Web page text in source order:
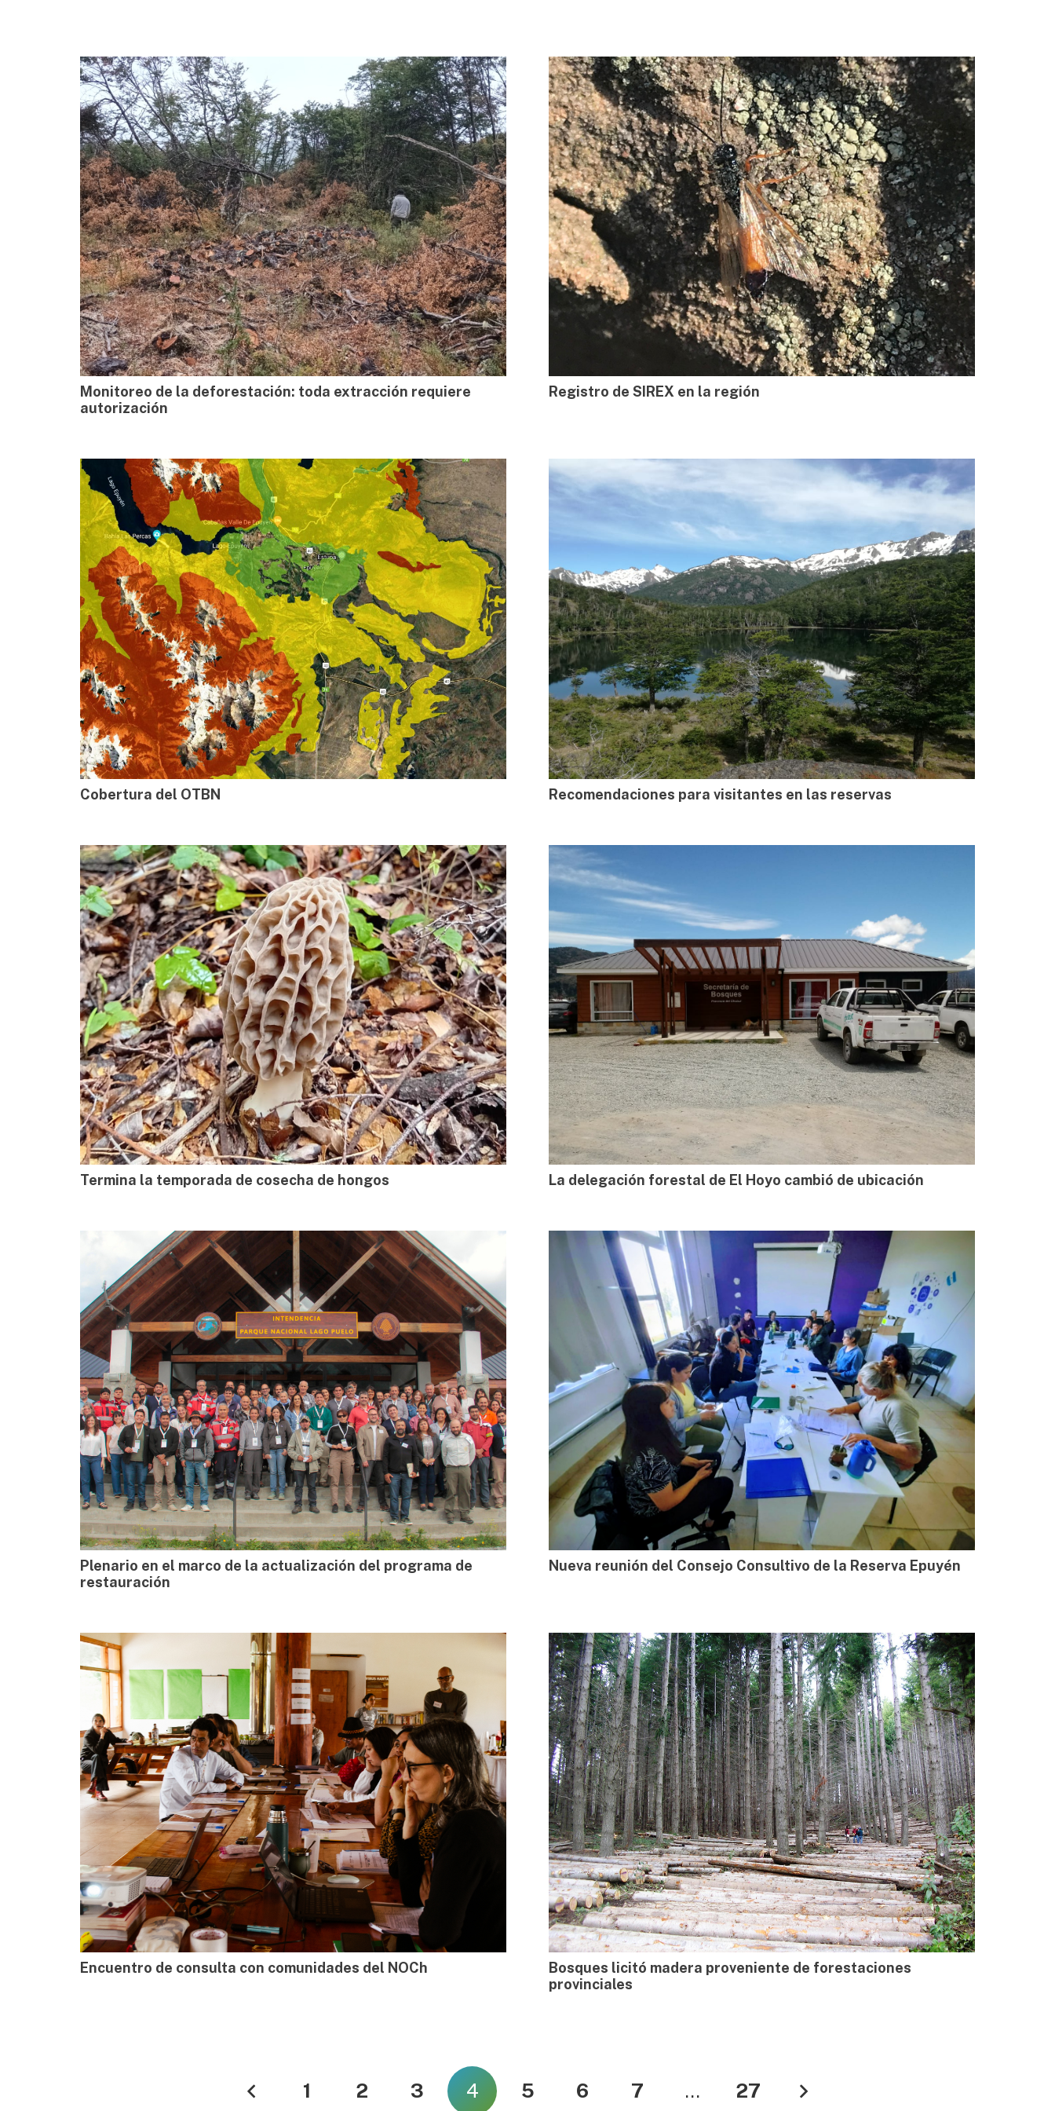
Monitoreo de la deforestación: toda extracción requiere
autorización
Registro de SIREX en la región
Cobertura del OTBN Recomendaciones para visitantes en las reservas
Termina la temporada de cosecha de hongos La delegación forestal de El Hoyo cambió de ubicación
Plenario en el marco de la actualización del programa de
restauración
Nueva reunión del Consejo Consultivo de la Reserva Epuyén
Encuentro de consulta con comunidades del NOCh
Bosques licitó madera proveniente de forestaciones
provinciales
1 2 3 4 5 6 7 … 27